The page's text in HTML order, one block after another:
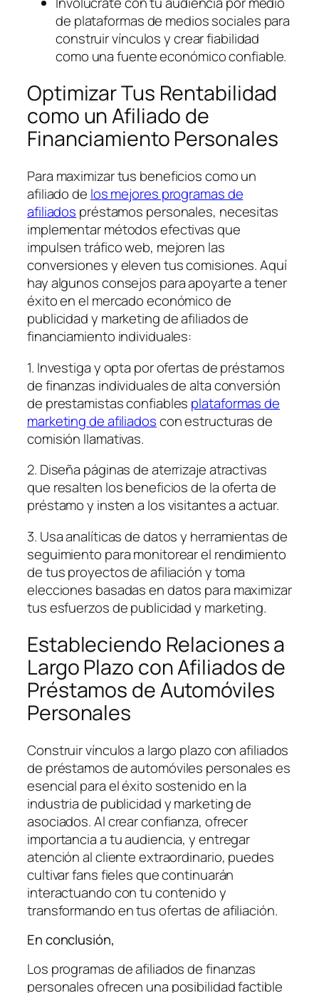
de plataformas de medios sociales para
construir vínculos y crear fiabilidad
como una fuente económico confiable.
Optimizar Tus Rentabilidad
como un Afiliado de
Financiamiento Personales
Para maximizar tus beneficios como un
afiliado de los mejores programas de
afiliados préstamos personales, necesitas
implementar métodos efectivas que
impulsen tráfico web, mejoren las
conversiones y eleven tus comisiones. Aquí
hay algunos consejos para apoyarte a tener
éxito en el mercado económico de
publicidad y marketing de afiliados de
financiamiento individuales:
1. Investiga y opta por ofertas de préstamos
de finanzas individuales de alta conversión
de prestamistas confiables plataformas de
marketing de afiliadoscon estructuras de
comisión llamativas.
2. Diseña páginas de aterrizaje atractivas
que resalten los beneficios de la oferta de
préstamo y insten a los visitantes a actuar.
3. Usa analíticas de datos y herramientas de
seguimiento para monitorear el rendimiento
de tus proyectos de afiliación y toma
elecciones basadas en datos para maximizar
tus esfuerzos de publicidad y marketing.
Estableciendo Relaciones a
Largo Plazo con Afiliados de
Préstamos de Automóviles
Personales
Construir vínculos a largo plazo con afiliados
de préstamos de automóviles personales es
esencial para el éxito sostenido en la
industria de publicidad y marketing de
asociados. Al crear confianza, ofrecer
importancia a tu audiencia, y entregar
atención al cliente extraordinario, puedes
cultivar fans fieles que continuarán
interactuando con tu contenido y
transformando en tus ofertas de afiliación.
En conclusión,
Los programas de afiliados de finanzas
personales ofrecen una posibilidad factible